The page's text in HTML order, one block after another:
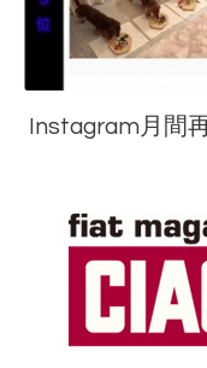
Instagram月間